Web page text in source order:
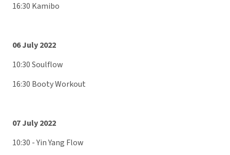
16:30 Kamibo
06 July 2022
10:30 Soulflow
16:30 Booty Workout
07 July 2022
10:30 - Yin Yang Flow